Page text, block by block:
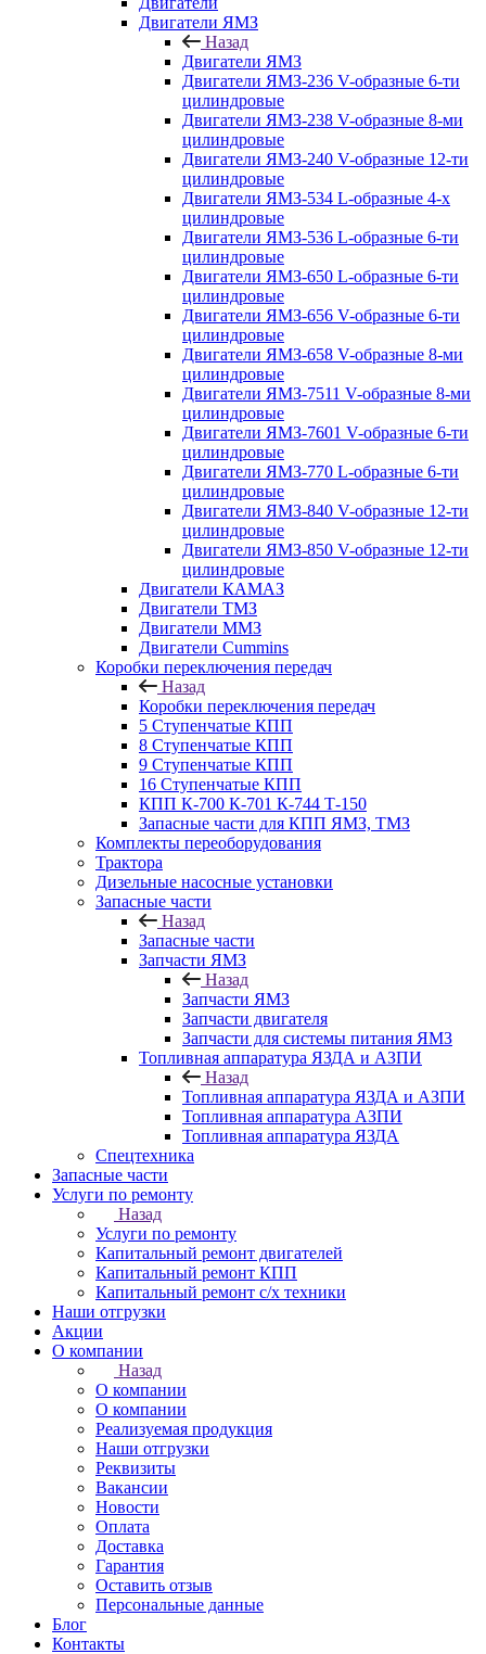
Двигатели ЯМЗ
Назад
Двигатели ЯМЗ
Двигатели ЯМЗ-236 V-образные 6-ти
цилиндровые
Двигатели ЯМЗ-238 V-образные 8-ми
цилиндровые
Двигатели ЯМЗ-240 V-образные 12-ти
цилиндровые
Двигатели ЯМЗ-534 L-образные 4-х
цилиндровые
Двигатели ЯМЗ-536 L-образные 6-ти
цилиндровые
Двигатели ЯМЗ-650 L-образные 6-ти
цилиндровые
Двигатели ЯМЗ-656 V-образные 6-ти
цилиндровые
Двигатели ЯМЗ-658 V-образные 8-ми
цилиндровые
Двигатели ЯМЗ-7511 V-образные 8-ми
цилиндровые
Двигатели ЯМЗ-7601 V-образные 6-ти
цилиндровые
Двигатели ЯМЗ-770 L-образные 6-ти
цилиндровые
Двигатели ЯМЗ-840 V-образные 12-ти
цилиндровые
Двигатели ЯМЗ-850 V-образные 12-ти
цилиндровые
Двигатели КАМАЗ
Двигатели ТМЗ
Двигатели ММЗ
Двигатели Cummins
Коробки переключения передач
Назад
Коробки переключения передач
5 Ступенчатые КПП
8 Ступенчатые КПП
9 Ступенчатые КПП
16 Ступенчатые КПП
КПП К-700 К-701 К-744 Т-150
Запасные части для КПП ЯМЗ, ТМЗ
Комплекты переоборудования
Трактора
Дизельные насосные установки
Запасные части
Назад
Запасные части
Запчасти ЯМЗ
Назад
Запчасти ЯМЗ
Запчасти двигателя
Запчасти для системы питания ЯМЗ
Топливная аппаратура ЯЗДА и АЗПИ
Назад
Топливная аппаратура ЯЗДА и АЗПИ
Топливная аппаратура АЗПИ
Топливная аппаратура ЯЗДА
Спецтехника
Запасные части
Услуги по ремонту
Назад
Услуги по ремонту
Капитальный ремонт двигателей
Капитальный ремонт КПП
Капитальный ремонт с/х техники
Наши отгрузки
Акции
О компании
Назад
О компании
О компании
Реализуемая продукция
Наши отгрузки
Реквизиты
Вакансии
Новости
Оплата
Доставка
Гарантия
Оставить отзыв
Персональные данные
Блог
Контакты